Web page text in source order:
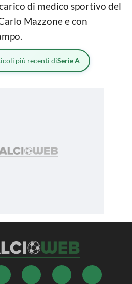
di medico sportivo del
Mazzone e con
più recenti diSerie A